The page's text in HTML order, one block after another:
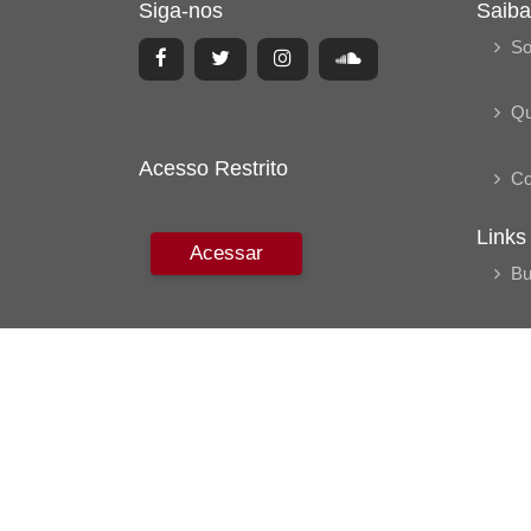
Siga-nos
Acesso Restrito
Acessar